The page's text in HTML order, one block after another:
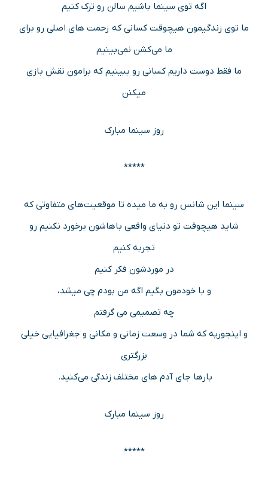
اگه توی سینما باشیم سالن رو ترک کنیم
ما توی زندگیمون هیچوقت کسانی که زحمت های اصلی رو برای
ما می‌کشن نمی‌بینیم
ما فقط دوست داریم کسانی رو ببینیم که برامون نقش بازی
میکنن
روز سینما مبارک
*****
سینما این شانس رو به ما میده تا موقعیت‌های متفاوتی که
شاید هیچوقت تو دنیای واقعی باهاشون برخورد نکنیم رو
تجربه کنیم
در موردشون فکر کنیم
و با خودمون بگیم اگه من بودم چی میشد،
چه تصمیمی می گرفتم
و اینجوریه که شما در وسعت زمانی و مکانی و جغرافیایی خیلی
بزرگتری
بارها جای آدم های مختلف زندگی می‌کنید. ‌
روز سینما مبارک
*****